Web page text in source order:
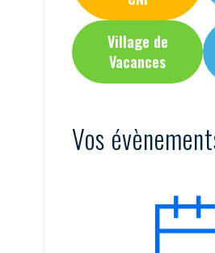
Village de
Vacances
Vos